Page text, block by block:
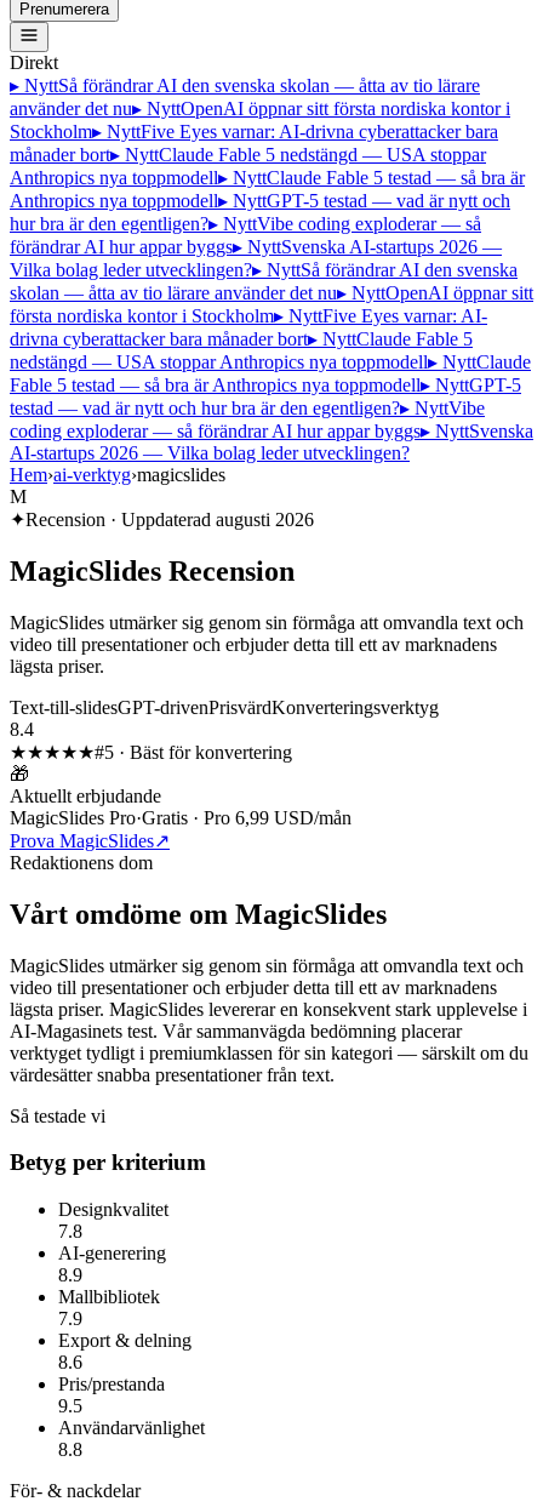
Prenumerera
Direkt
▸ NyttSå förändrar AI den svenska skolan — åtta av tio lärare
använder det nu▸ NyttOpenAI öppnar sitt första nordiska kontor i
Stockholm▸ NyttFive Eyes varnar: AI-drivna cyberattacker bara
månader bort▸ NyttClaude Fable 5 nedstängd — USA stoppar
Anthropics nya toppmodell▸ NyttClaude Fable 5 testad — så bra är
Anthropics nya toppmodell▸ NyttGPT-5 testad — vad är nytt och
hur bra är den egentligen?▸ NyttVibe coding exploderar — så
förändrar AI hur appar byggs▸ NyttSvenska AI-startups 2026 —
Vilka bolag leder utvecklingen?▸ NyttSå förändrar AI den svenska
skolan — åtta av tio lärare använder det nu▸ NyttOpenAI öppnar sitt
första nordiska kontor i Stockholm▸ NyttFive Eyes varnar: AI-
drivna cyberattacker bara månader bort▸ NyttClaude Fable 5
nedstängd — USA stoppar Anthropics nya toppmodell▸ NyttClaude
Fable 5 testad — så bra är Anthropics nya toppmodell▸ NyttGPT-5
testad — vad är nytt och hur bra är den egentligen?▸ NyttVibe
coding exploderar — så förändrar AI hur appar byggs▸ NyttSvenska
AI-startups 2026 — Vilka bolag leder utvecklingen?
Hem›ai-verktyg›magicslides
M
✦Recension · Uppdaterad augusti 2026
MagicSlides Recension
MagicSlides utmärker sig genom sin förmåga att omvandla text och
video till presentationer och erbjuder detta till ett av marknadens
lägsta priser.
Text-till-slidesGPT-drivenPrisvärdKonverteringsverktyg
8.4
★★★★★#5 · Bäst för konvertering
🎁
Aktuellt erbjudande
MagicSlides Pro·Gratis · Pro 6,99 USD/mån
Prova MagicSlides↗
Redaktionens dom
Vårt omdöme om MagicSlides
MagicSlides utmärker sig genom sin förmåga att omvandla text och
video till presentationer och erbjuder detta till ett av marknadens
lägsta priser. MagicSlides levererar en konsekvent stark upplevelse i
AI-Magasinets test. Vår sammanvägda bedömning placerar
verktyget tydligt i premiumklassen för sin kategori — särskilt om du
värdesättersnabba presentationer från text.
Så testade vi
Betyg per kriterium
Designkvalitet
7.8
AI-generering
8.9
Mallbibliotek
7.9
Export & delning
8.6
Pris/prestanda
9.5
Användarvänlighet
8.8
För- & nackdelar